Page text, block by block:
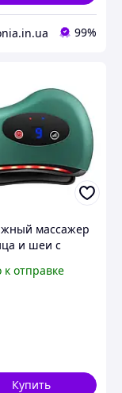
99%
массажер
и шеи с
ухода и
к отправке
Купить